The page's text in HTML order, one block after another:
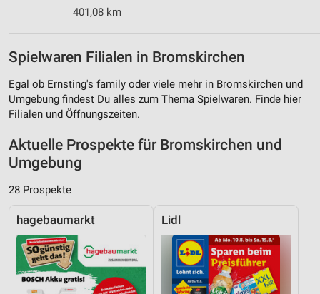
401,08 km
Spielwaren Filialen in Bromskirchen
Egal ob Ernsting's family oder viele mehr in Bromskirchen und
Umgebung findest Du alles zum Thema Spielwaren. Finde hier
Filialen und Öffnungszeiten.
Aktuelle Prospekte für Bromskirchen und
Umgebung
28 Prospekte
hagebaumarkt Lidl